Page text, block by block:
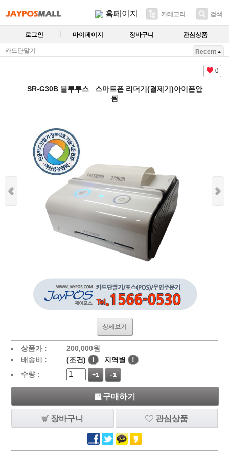
홈페이지 카테고리 검색
로그인 마이페이지 장바구니 관심상품
카드단말기 Recent
0
SR-G30B 블루투스 스마트폰 리더기(결제기)아이폰안
됨
상세보기
상품가 : 200,000원
배송비 :
(조건) ! 지역별
!
수량 :
+1 -1
구매하기
장바구니 관심상품